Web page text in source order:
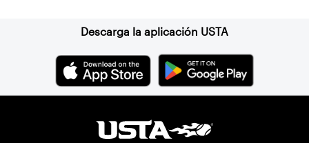
Descarga la aplicación USTA